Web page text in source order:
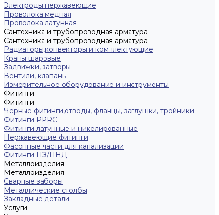
Электроды нержавеющие
Проволока медная
Проволока латунная
Сантехника и трубопроводная арматура
Сантехника и трубопроводная арматура
Радиаторы,конвекторы и комплектующие
Краны шаровые
Задвижки, затворы
Вентили, клапаны
Измерительное оборудование и инструменты
Фитинги
Фитинги
Черные фитинги,отводы, фланцы, заглушки, тройники
Фитинги PPRC
Фитинги латунные и никелированные
Нержавеющие фитинги
Фасонные части для канализации
Фитинги ПЭ/ПНД
Металлоизделия
Металлоизделия
Сварные заборы
Металлические столбы
Закладные детали
Услуги